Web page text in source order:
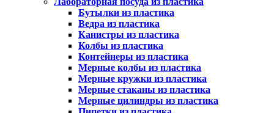
Бутылки из пластика
Ведра из пластика
Канистры из пластика
Колбы из пластика
Контейнеры из пластика
Мерные колбы из пластика
Мерные кружки из пластика
Мерные стаканы из пластика
Мерные цилиндры из пластика